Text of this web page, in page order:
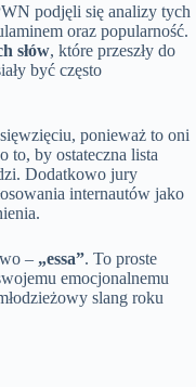
podjęli się analizy tych
oraz popularność.
słów, które przeszły do
być często
ponieważ to oni
to, by ostateczna lista
Dodatkowo jury
internautów jako
– „essa”. To proste
emocjonalnemu
slang roku